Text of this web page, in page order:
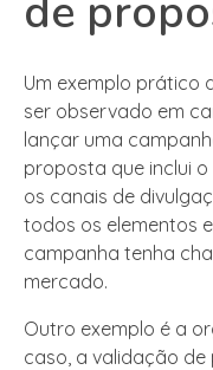
de
Um exemplo prático
ser observado em
lançar uma
proposta que inclui
os canais de
todos os elementos
campanha tenha
mercado.
Outro exemplo é a
caso, a validação